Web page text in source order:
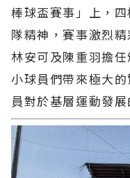
棒球盃賽事」上，
隊精神，賽事激烈
林安可及陳重羽擔
小球員們帶來極大
員對於基層運動發